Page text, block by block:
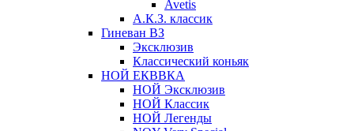
Avetis
А.К.З. классик
Гиневан ВЗ
Эксклюзив
Классический коньяк
НОЙ ЕКВВКА
НОЙ Эксклюзив
НОЙ Классик
НОЙ Легенды